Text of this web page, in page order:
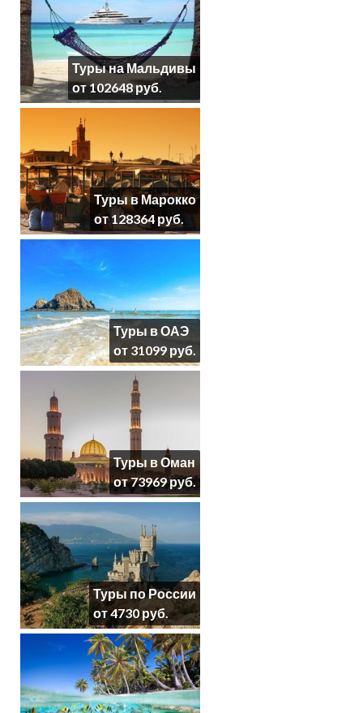
Туры на Мальдивы
от 102648 руб.
Туры в Марокко
от 128364 руб.
Туры в ОАЭ
от 31099 руб.
Туры в Оман
от 73969 руб.
Туры по России
от 4730 руб.